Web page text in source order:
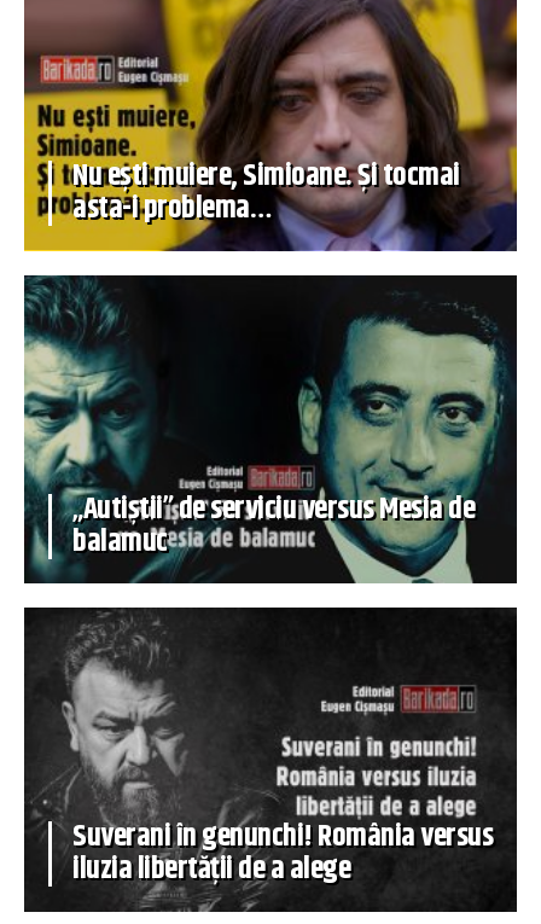
Nu ești muiere, Simioane. Și tocmai
asta-i problema…
„Autiștii” de serviciu versus Mesia de
balamuc
Suverani în genunchi! România versus
iluzia libertății de a alege